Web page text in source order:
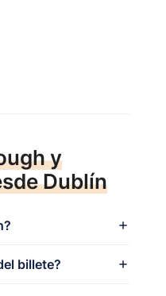
y
Dublín
billete?